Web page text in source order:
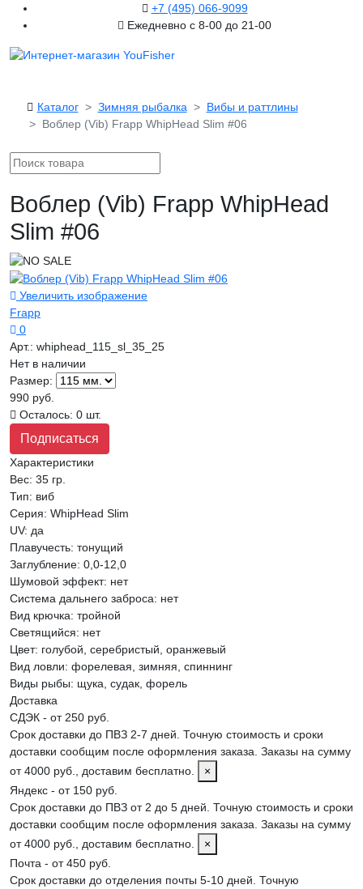
+7 (495) 066-9099
Ежедневно с 8-00 до 21-00
Каталог Зимняя рыбалка
Вибы и раттлины
Воблер (Vib) Frapp WhipHead Slim #06
Воблер (Vib) Frapp WhipHead
Slim #06
Увеличить изображение
Frapp
0
Арт.: whiphead_115_sl_35_25
Нет в наличии
Размер:
990 руб.
Осталось: 0 шт.
Подписаться
Характеристики
Вес: 35 гр.
Тип: виб
Серия: WhipHead Slim
UV: да
Плавучесть: тонущий
Заглубление: 0,0-12,0
Шумовой эффект: нет
Система дальнего заброса: нет
Вид крючка: тройной
Светящийся: нет
Цвет: голубой, серебристый, оранжевый
Вид ловли: форелевая, зимняя, спиннинг
Виды рыбы: щука, судак, форель
Доставка
СДЭК - от 250 руб.
Срок доставки до ПВЗ 2-7 дней. Точную стоимость и сроки
доставки сообщим после оформления заказа. Заказы на сумму
от 4000 руб., доставим бесплатно.
×
Яндекс - от 150 руб.
Срок доставки до ПВЗ от 2 до 5 дней. Точную стоимость и сроки
доставки сообщим после оформления заказа. Заказы на сумму
от 4000 руб., доставим бесплатно.
×
Почта - от 450 руб.
Срок доставки до отделения почты 5-10 дней. Точную